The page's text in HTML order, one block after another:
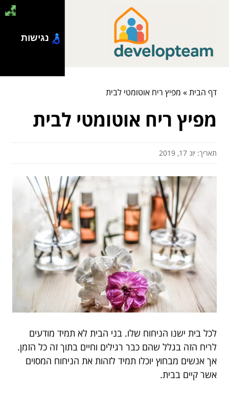
דף הבית» מפיץ ריח אוטומטי לבית
מפיץ ריח אוטומטי לבית
תאריך: יונ 17, 2019
לכל בית ישנו הניחוח שלו. בני הבית לא תמיד מודעים
לריח הזה בגלל שהם כבר רגילים וחיים בתוך זה כל הזמן.
אך אנשים מבחוץ יוכלו תמיד לזהות את הניחוח המסוים
אשר קיים בבית.
נגישות